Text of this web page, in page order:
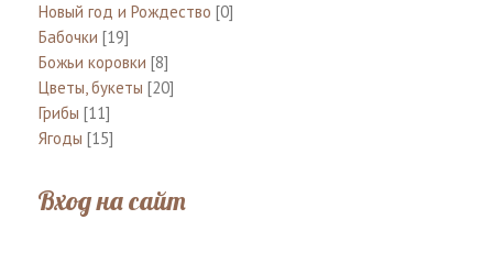
Новый год и Рождество [0]
Бабочки [19]
Божьи коровки [8]
Цветы, букеты [20]
Грибы [11]
Ягоды [15]
Вход на сайт